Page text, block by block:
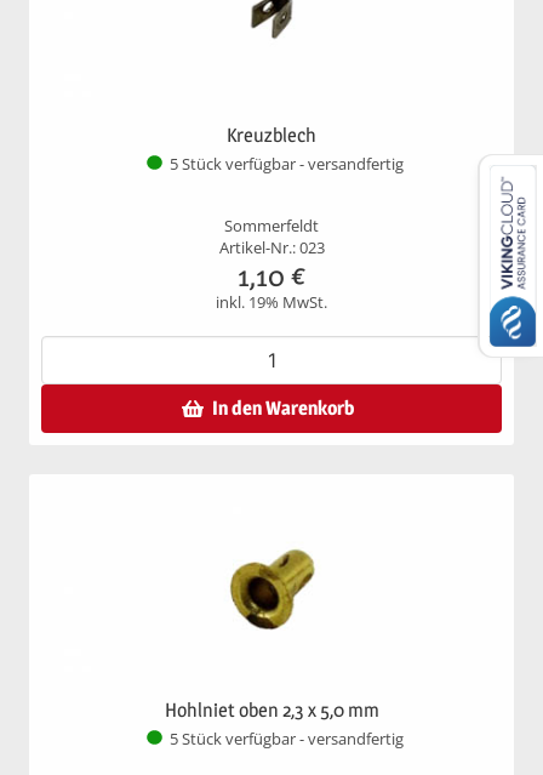
Kreuzblech
5 Stück verfügbar - versandfertig
Sommerfeldt
Artikel-Nr.: 023
1,10 €
inkl. 19% MwSt.
In den Warenkorb
Hohlniet oben 2,3 x 5,0 mm
5 Stück verfügbar - versandfertig